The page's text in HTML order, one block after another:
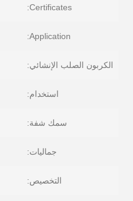
Certificates:
Application:
الكربون الصلب الإنشائي:
استخدام:
سمك شفة:
جماليات:
التخصيص: